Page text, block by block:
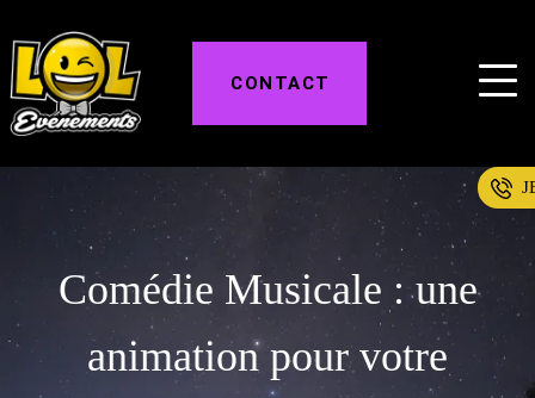
CONTACT
Comédie Musicale : une
animation pour votre